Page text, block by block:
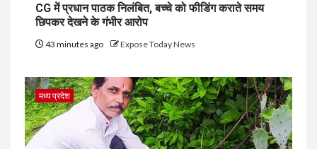
CG में प्रधान पाठक निलंबित, बच्चे को फीडिंग कराते समय
छिपकर देखने के गंभीर आरोप
43 minutes ago Expose Today News
मध्य प्रदेश